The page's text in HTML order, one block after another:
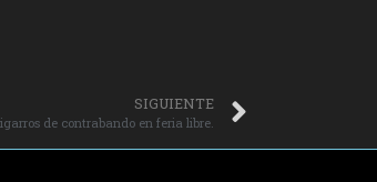
SIGUIENTE
de contrabando en feria libre.